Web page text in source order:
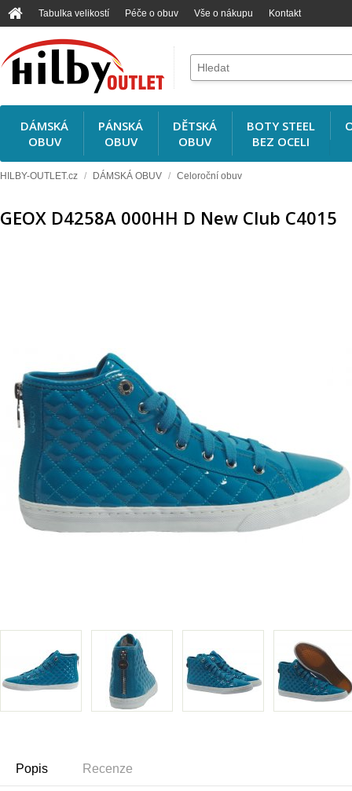
Tabulka velikostí Péče o obuv Vše o nákupu Kontakt
DÁMSKÁ
OBUV
PÁNSKÁ
OBUV
DĚTSKÁ
OBUV
BOTY STEEL
BEZ OCELI
HILBY-OUTLET.cz / DÁMSKÁ OBUV / Celoroční obuv
GEOX D4258A 000HH D New Club C4015
Popis Recenze